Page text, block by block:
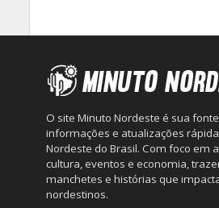
O site Minuto Nordeste é sua
informações e atualizações
Nordeste do Brasil. Com foco em
cultura, eventos e economia,
manchetes e histórias que
nordestinos.